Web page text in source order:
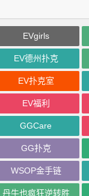
EVgirls
EV德州扑克
EV扑克室
EV福利
GGCare
GG扑克
WSOP金手链
丹牛也疯狂逆转胜